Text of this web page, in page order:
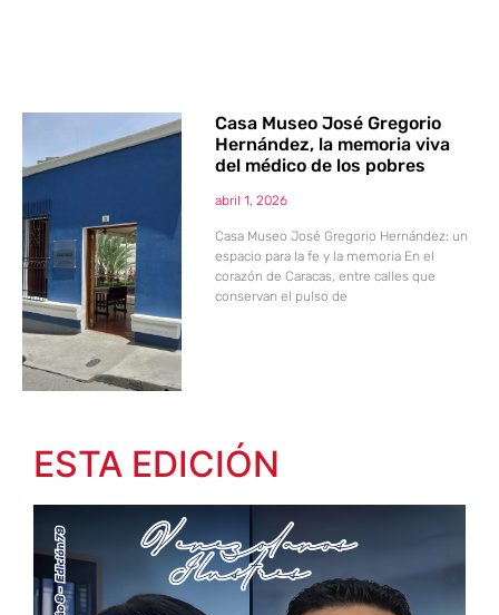
Casa Museo José Gregorio
Hernández, la memoria viva
del médico de los pobres
abril 1, 2026
Casa Museo José Gregorio Hernández: un
espacio para la fe y la memoria En el
corazón de Caracas, entre calles que
conservan el pulso de
ESTA EDICIÓN